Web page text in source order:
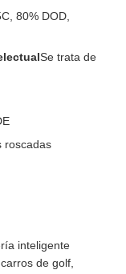
80% DOD,
Se trata de
roscadas
inteligente
de golf,